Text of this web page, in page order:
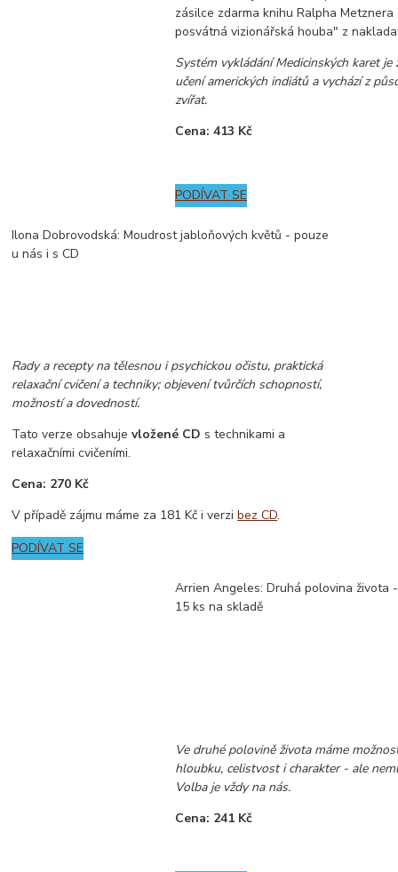
zásilce zdarma knihu Ralpha
posvátná vizionářská houba" z
Systém vykládání Medicinských karet je
učení amerických indiátů a vychází z
zvířat.
Cena: 413 Kč
PODÍVAT SE
Ilona Dobrovodská: Moudrost jabloňových květů - pouze
u nás i s CD
Rady a recepty na tělesnou i psychickou očistu, praktická
relaxační cvičení a techniky; objevení tvůrčích schopností,
možností a dovedností.
Tato verze obsahuje vložené CD s technikami a
relaxačními cvičeními.
Cena: 270 Kč
V případě zájmu máme za 181 Kč i verzibez CD.
PODÍVAT SE
Arrien Angeles: Druhá polovina života
15 ks na skladě
Ve druhé polovině života máme
hloubku, celistvost i charakter - ale
Volba je vždy na nás.
Cena: 241 Kč